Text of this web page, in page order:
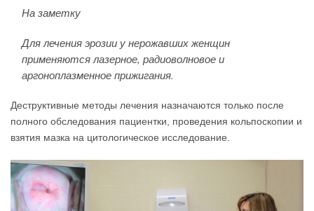
На заметку
Для лечения эрозии у нерожавших женщин
применяются лазерное, радиоволновое и
аргоноплазменное прижигания.
Деструктивные методы лечения назначаются только после
полного обследования пациентки, проведения кольпоскопии и
взятия мазка на цитологическое исследование.